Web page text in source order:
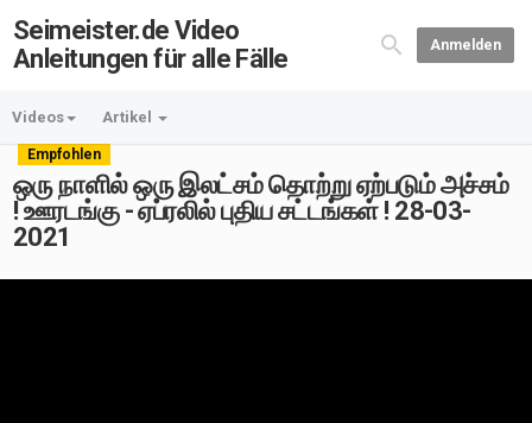
Seimeister.de Video
Anleitungen für alle Fälle
Anmelden
Videos Artikel
Empfohlen
ஒரு நாளில் ஒரு இலட்சம் தொற்று ஏற்படும் அச்சம்
! ஊரடங்கு - ஏப்ரலில் புதிய சட்டங்கள் ! 28-03-
2021